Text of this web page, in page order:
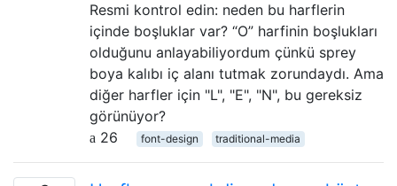
Resmi kontrol edin: neden bu harflerin
içinde boşluklar var? “O” harfinin boşlukları
olduğunu anlayabiliyordum çünkü sprey
boya kalıbı iç alanı tutmak zorundaydı. Ama
diğer harfler için "L", "E", "N", bu gereksiz
görünüyor?
26
font-design traditional-media